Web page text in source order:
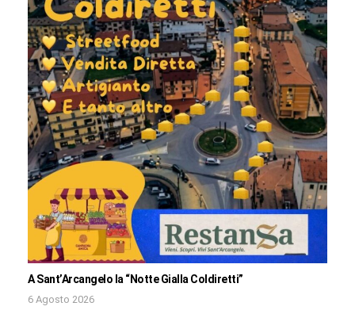
A Sant’Arcangelo la “Notte Gialla Coldiretti”
6 Agosto 2026